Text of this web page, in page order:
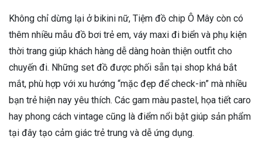
Không chỉ dừng lại ở bikini nữ, Tiệm đồ chip Ô Mây còn có
thêm nhiều mẫu đồ bơi trẻ em, váy maxi đi biển và phụ kiện
thời trang giúp khách hàng dễ dàng hoàn thiện outfit cho
chuyến đi. Những set đồ được phối sẵn tại shop khá bắt
mắt, phù hợp với xu hướng “mặc đẹp để check-in” mà nhiều
bạn trẻ hiện nay yêu thích. Các gam màu pastel, họa tiết caro
hay phong cách vintage cũng là điểm nổi bật giúp sản phẩm
tại đây tạo cảm giác trẻ trung và dễ ứng dụng.